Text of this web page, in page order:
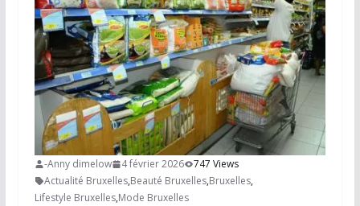
-Anny dimelow 4 février 2026
747 Views
Actualité Bruxelles,Beauté Bruxelles,Bruxelles,
Lifestyle Bruxelles,Mode Bruxelles